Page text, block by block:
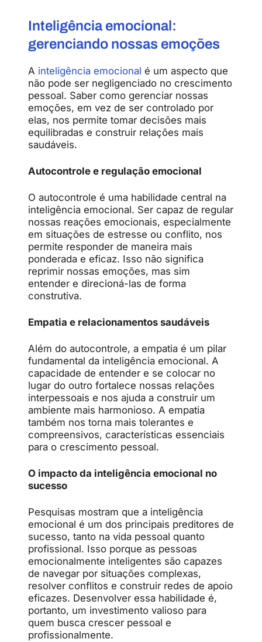
Inteligência emocional:
gerenciando nossas emoções
A inteligência emocional é um aspecto que
não pode ser negligenciado no crescimento
pessoal. Saber como gerenciar nossas
emoções, em vez de ser controlado por
elas, nos permite tomar decisões mais
equilibradas e construir relações mais
saudáveis.
Autocontrole e regulação emocional
O autocontrole é uma habilidade central na
inteligência emocional. Ser capaz de regular
nossas reações emocionais, especialmente
em situações de estresse ou conflito, nos
permite responder de maneira mais
ponderada e eficaz. Isso não significa
reprimir nossas emoções, mas sim
entender e direcioná-las de forma
construtiva.
Empatia e relacionamentos saudáveis
Além do autocontrole, a empatia é um pilar
fundamental da inteligência emocional. A
capacidade de entender e se colocar no
lugar do outro fortalece nossas relações
interpessoais e nos ajuda a construir um
ambiente mais harmonioso. A empatia
também nos torna mais tolerantes e
compreensivos, características essenciais
para o crescimento pessoal.
O impacto da inteligência emocional no
sucesso
Pesquisas mostram que a inteligência
emocional é um dos principais preditores de
sucesso, tanto na vida pessoal quanto
profissional. Isso porque as pessoas
emocionalmente inteligentes são capazes
de navegar por situações complexas,
resolver conflitos e construir redes de apoio
eficazes. Desenvolver essa habilidade é,
portanto, um investimento valioso para
quem busca crescer pessoal e
profissionalmente.